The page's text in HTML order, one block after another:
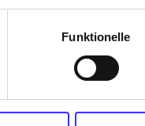
Funktionelle